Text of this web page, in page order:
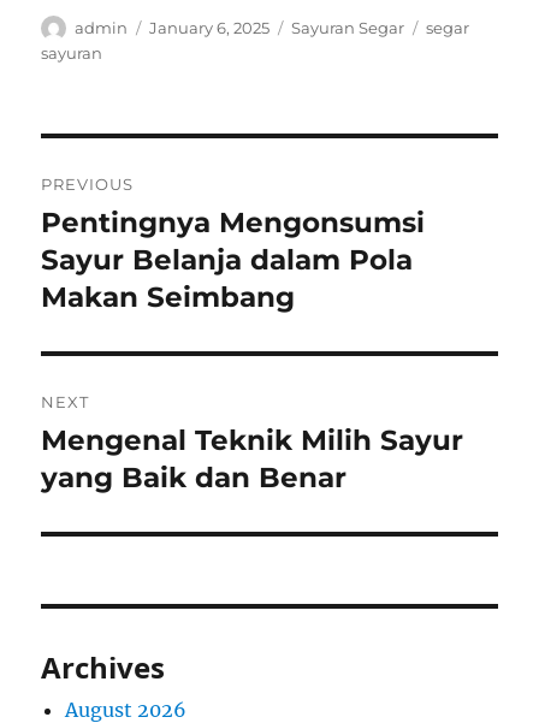
Author
admin
Posted
January 6, 2025 Categories
Sayuran Segar Tags
segar
sayuran
navigation
PREVIOUS
Previous
post:
Pentingnya Mengonsumsi
Sayur Belanja dalam Pola
Makan Seimbang
NEXT
Next
post:
Mengenal Teknik Milih Sayur
yang Baik dan Benar
Archives
August 2026